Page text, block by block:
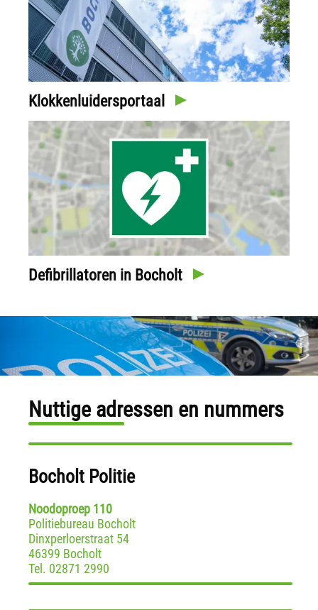
Klokkenluidersportaal
Defibrillatoren in Bocholt
Nuttige adressen en nummers
Bocholt Politie
Noodoproep 110
Politiebureau Bocholt
Dinxperloerstraat 54
46399 Bocholt
Tel. 02871 2990